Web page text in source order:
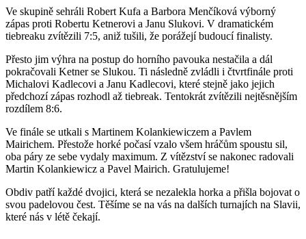
Ve skupině sehráli Robert Kufa a Barbora Menčíková výborný
zápas proti Robertu Ketnerovi a Janu Slukovi. V dramatickém
tiebreaku zvítězili 7:5, aniž tušili, že porážejí budoucí finalisty.
Přesto jim výhra na postup do horního pavouka nestačila a dál
pokračovali Ketner se Slukou. Ti následně zvládli i čtvrtfinále proti
Michalovi Kadlecovi a Janu Kadlecovi, které stejně jako jejich
předchozí zápas rozhodl až tiebreak. Tentokrát zvítězili nejtěsnějším
rozdílem 8:6.
Ve finále se utkali s Martinem Kolankiewiczem a Pavlem
Mairichem. Přestože horké počasí vzalo všem hráčům spoustu sil,
oba páry ze sebe vydaly maximum. Z vítězství se nakonec radovali
Martin Kolankiewicz a Pavel Mairich. Gratulujeme!
Obdiv patří každé dvojici, která se nezalekla horka a přišla bojovat o
svou padelovou čest. Těšíme se na vás na dalších turnajích na Slavii,
které nás v létě čekají.